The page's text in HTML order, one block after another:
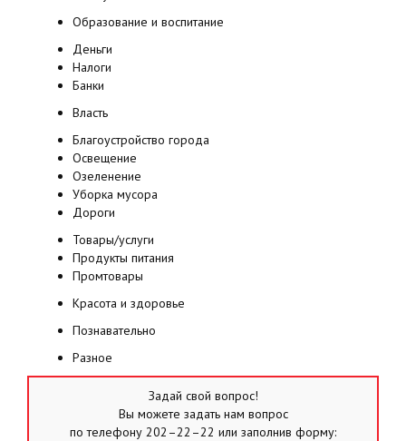
Образование и воспитание
Деньги
Налоги
Банки
Власть
Благоустройство города
Освещение
Озеленение
Уборка мусора
Дороги
Товары/услуги
Продукты питания
Промтовары
Красота и здоровье
Познавательно
Разное
Задай свой вопрос!
Вы можете задать нам вопрос
по телефону 202–22–22 или заполнив форму: